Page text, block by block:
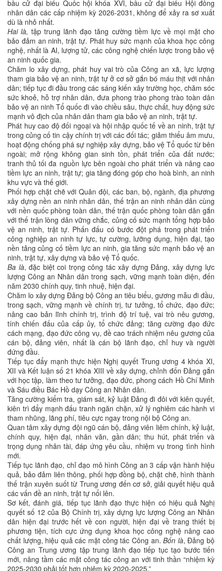
bầu cử đại biểu Quốc hội khóa XVI, bầu cử đại biểu Hội đồng
nhân dân các cấp nhiệm kỳ 2026-2031, không để xảy ra sơ xuất
dù là nhỏ nhất.
Hai là, tập trung lãnh đạo tăng cường tiềm lực về mọi mặt cho
bảo đảm an ninh, trật tự. Phát huy sức mạnh của khoa học công
nghệ, nhất là AI, lượng tử, các công nghệ chiến lược trong bảo vệ
an ninh quốc gia.
Chăm lo xây dựng, phát huy vai trò của Công an xã, lực lượng
tham gia bảo vệ an ninh, trật tự ở cơ sở gắn bó máu thịt với nhân
dân; tiếp tục đi đầu trong các sáng kiến xây trường học, chăm sóc
sức khoẻ, hỗ trợ nhân dân, đưa phong trào phong trào toàn dân
bảo vệ an ninh Tổ quốc đi vào chiều sâu, thực chất, huy động sức
mạnh vô địch của nhân dân tham gia bảo vệ an ninh, trật tự.
Phát huy cao độ đối ngoại và hội nhập quốc tế về an ninh, trật tự
trong củng cố tin cậy chính trị với các đối tác; giảm thiểu âm mưu,
hoạt động chống phá sự nghiệp xây dựng, bảo vệ Tổ quốc từ bên
ngoài; mở rộng không gian sinh tồn, phát triển của đất nước;
tranh thủ tối đa nguồn lực bên ngoài cho phát triển và nâng cao
tiềm lực an ninh, trật tự; gia tăng đóng góp cho hoà bình, an ninh
khu vực và thế giới.
Phối hợp chặt chẽ với Quân đội, các ban, bộ, ngành, địa phương
xây dựng nền an ninh nhân dân, thế trận an ninh nhân dân cùng
với nền quốc phòng toàn dân, thế trận quốc phòng toàn dân gắn
với thế trận lòng dân vững chắc, củng cố sức mạnh tổng hợp bảo
vệ an ninh, trật tự. Phấn đấu có bước đột phá trong phát triển
công nghiệp an ninh tự lực, tự cường, lưỡng dụng, hiện đại, tạo
nền tảng củng cố tiềm lực an ninh, gia tăng sức mạnh bảo vệ an
ninh, trật tự, xây dựng và bảo vệ Tổ quốc.
Ba là, đặc biệt coi trọng công tác xây dựng Đảng, xây dựng lực
lượng Công an Nhân dân trong sạch, vững mạnh toàn diện, đến
năm 2030 chính quy, tinh nhuệ, hiện đại.
Chăm lo xây dựng Đảng bộ Công an tiêu biểu, gương mẫu đi đầu,
trong sạch, vững mạnh về chính trị, tư tưởng, tổ chức, đạo đức;
nâng cao bản lĩnh chính trị, trình độ trí tuệ, vai trò nêu gương,
tính chiến đấu của cấp ủy, tổ chức đảng; tăng cường đạo đức
cách mạng, đạo đức công vụ, đề cao trách nhiệm nêu gương của
cán bộ, đảng viên, nhất là cán bộ lãnh đạo, chỉ huy và người
đứng đầu.
Tiếp tục đẩy mạnh thực hiện Nghị quyết Trung ương 4 khóa XI,
XII và Kết luận số 21 khóa XIII về xây dựng, chỉnh đốn Đảng gắn
với học tập, làm theo tư tưởng, đạo đức, phong cách Hồ Chí Minh
và Sáu điều Bác Hồ dạy Công an Nhân dân.
Tăng cường kiểm tra, giám sát, kỷ luật Đảng đi đôi với kiên quyết,
kiên trì đẩy mạnh đấu tranh ngăn chặn, xử lý nghiêm các hành vi
tham nhũng, lãng phí, tiêu cực ngay trong nội bộ Công an.
Quan tâm xây dựng đội ngũ cán bộ, đảng viên liêm chính, kỷ luật,
chính quy, hiện đại, nhân văn, gần dân; thu hút, phát triển và
trọng dụng nhân tài, đáp ứng yêu cầu, nhiệm vụ trong tình hình
mới.
Tiếp tục lãnh đạo, chỉ đạo mô hình Công an 3 cấp vận hành hiệu
quả, bảo đảm liên thông, phối hợp đồng bộ, chặt chẽ, hình thành
thế trận xuyên suốt từ Trung ương đến cơ sở, giải quyết hiệu quả
các vấn đề an ninh, trật tự nổi lên.
Sơ kết, đánh giá, tiếp tục lãnh đạo thực hiện có hiệu quả Nghị
quyết số 12 của Bộ Chính trị, xây dựng lực lượng Công an Nhân
dân hiện đại trước hết về con người, hiện đại về trang thiết bị
phương tiện, tích cực ứng dụng khoa học công nghệ nâng cao
chất lượng, hiệu quả các mặt công tác Công an.Bốn là, Đảng bộ
Công an Trung ương tập trung lãnh đạo tiếp tục tạo bước tiến
mới, nâng tầm các mặt công tác công an với tinh thần “nhiệm kỳ
2025-2030 phải tốt hơn nhiệm kỳ 2020-2025.”